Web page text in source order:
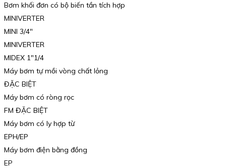
Bơm khối đơn có bộ biến tần tích hợp
MINIVERTER
MINI 3/4″
MINIVERTER
MIDEX 1″1/4
Máy bơm tự mồi vòng chất lỏng
ĐẶC BIỆT
Máy bơm có ròng rọc
FM ĐẶC BIỆT
Máy bơm có ly hợp từ
EPH/EP
Máy bơm điện bằng đồng
EP